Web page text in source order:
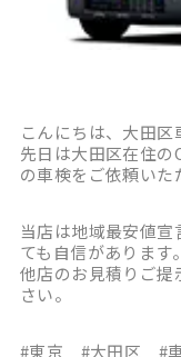
こんにちは、大田区
先日は大田区在住
の車検をご依頼いた
当店は地域最安値
ても自信があります。
他店のお見積りご提
さい。
#東京 #大田区 #